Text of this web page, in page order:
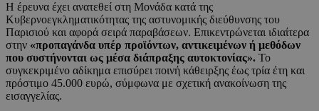
Η έρευνα έχει ανατεθεί στη Μονάδα κατά της
Κυβερνοεγκληματικότητας της αστυνομικής διεύθυνσης του
Παρισιού και αφορά σειρά παραβάσεων. Επικεντρώνεται ιδιαίτερα
στην «προπαγάνδα υπέρ προϊόντων, αντικειμένων ή μεθόδων
που συστήνονται ως μέσα διάπραξης αυτοκτονίας». Το
συγκεκριμένο αδίκημα επισύρει ποινή κάθειρξης έως τρία έτη και
πρόστιμο 45.000 ευρώ, σύμφωνα με σχετική ανακοίνωση της
εισαγγελίας.